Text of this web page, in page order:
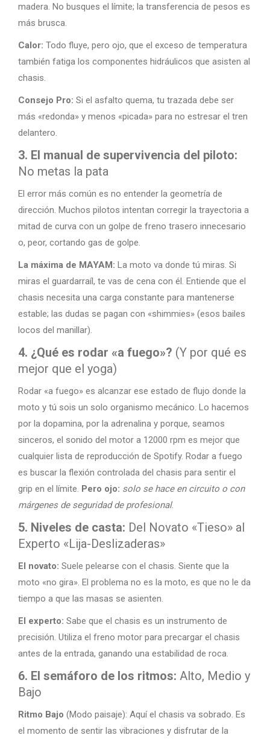
madera. No busques el límite; la transferencia de pesos es
más brusca.
Calor: Todo fluye, pero ojo, que el exceso de temperatura
también fatiga los componentes hidráulicos que asisten al
chasis.
Consejo Pro: Si el asfalto quema, tu trazada debe ser
más «redonda» y menos «picada» para no estresar el tren
delantero.
3. El manual de supervivencia del piloto:
No metas la pata
El error más común es no entender la geometría de
dirección. Muchos pilotos intentan corregir la trayectoria a
mitad de curva con un golpe de freno trasero innecesario
o, peor, cortando gas de golpe.
La máxima de MAYAM: La moto va donde tú miras. Si
miras el guardarraíl, te vas de cena con él. Entiende que el
chasis necesita una carga constante para mantenerse
estable; las dudas se pagan con «shimmies» (esos bailes
locos del manillar).
4. ¿Qué es rodar «a fuego»? (Y por qué es
mejor que el yoga)
Rodar «a fuego» es alcanzar ese estado de flujo donde la
moto y tú sois un solo organismo mecánico. Lo hacemos
por la dopamina, por la adrenalina y porque, seamos
sinceros, el sonido del motor a 12000 rpm es mejor que
cualquier lista de reproducción de Spotify. Rodar a fuego
es buscar la flexión controlada del chasis para sentir el
grip en el límite. Pero ojo: solo se hace en circuito o con
márgenes de seguridad de profesional.
5. Niveles de casta: Del Novato «Tieso» al
Experto «Lija-Deslizaderas»
El novato: Suele pelearse con el chasis. Siente que la
moto «no gira». El problema no es la moto, es que no le da
tiempo a que las masas se asienten.
El experto: Sabe que el chasis es un instrumento de
precisión. Utiliza el freno motor para precargar el chasis
antes de la entrada, ganando una estabilidad de roca.
6. El semáforo de los ritmos: Alto, Medio y
Bajo
Ritmo Bajo (Modo paisaje): Aquí el chasis va sobrado. Es
el momento de sentir las vibraciones y disfrutar de la